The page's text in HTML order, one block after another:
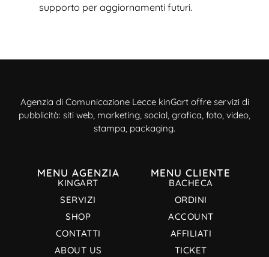
supporto per aggiornamenti futuri.
Agenzia di Comunicazione Lecce kinGart offre servizi di
pubblicità: siti web, marketing, social, grafica, foto, video,
stampa, packaging.
MENU AGENZIA
KINGART
SERVIZI
SHOP
CONTATTI
ABOUT US
MENU CLIENTE
BACHECA
ORDINI
ACCOUNT
AFFILIATI
TICKET